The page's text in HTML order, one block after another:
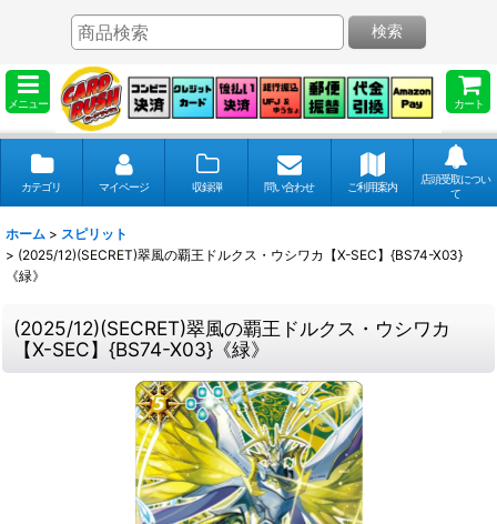
メニュー カート
検索
カテゴリ マイページ 収録弾 問い合わせ ご利用案内
店頭受取につい
て
ホーム > スピリット
> (2025/12)(SECRET)翠風の覇王ドルクス・ウシワカ【X-SEC】{BS74-X03}
《緑》
(2025/12)(SECRET)翠風の覇王ドルクス・ウシワカ
【X-SEC】{BS74-X03}《緑》